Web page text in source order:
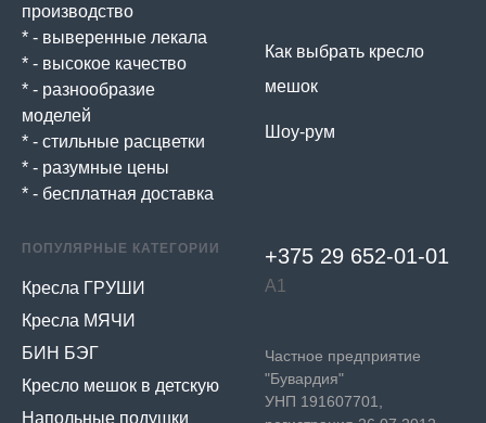
производство
* - выверенные лекала
* - высокое качество
* - разнообразие
моделей
* - стильные расцветки
* - разумные цены
* - бесплатная доставка
Как выбрать кресло
мешок
Шоу-рум
ПОПУЛЯРНЫЕ КАТЕГОРИИ
Кресла ГРУШИ
Кресла МЯЧИ
БИН БЭГ
Кресло мешок в детскую
Напольные подушки
+375 29 652-01-01
А1
Частное предприятие
"Бувардия"
УНП 191607701,